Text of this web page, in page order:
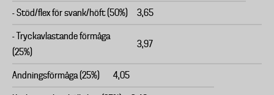
- Stöd/flex för svank/höft (50%) 3,65
- Tryckavlastande förmåga
(25%)
3,97
Andningsförmåga (25%) 4,05